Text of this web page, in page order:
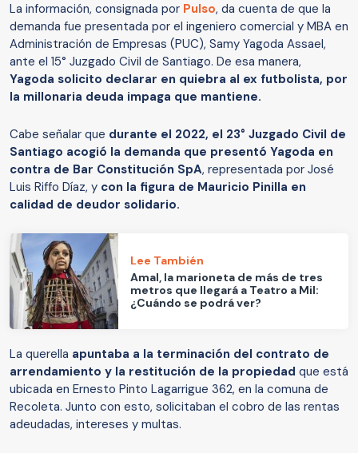
La información, consignada por Pulso, da cuenta de que la
demanda fue presentada por el ingeniero comercial y MBA en
Administración de Empresas (PUC), Samy Yagoda Assael,
ante el 15° Juzgado Civil de Santiago. De esa manera,
Yagoda solicito declarar en quiebra al ex futbolista, por
la millonaria deuda impaga que mantiene.
Cabe señalar que durante el 2022, el 23° Juzgado Civil de
Santiago acogió la demanda que presentó Yagoda en
contra de Bar Constitución SpA, representada por José
Luis Riffo Díaz, y con la figura de Mauricio Pinilla en
calidad de deudor solidario.
Lee También
Amal, la marioneta de más de tres
metros que llegará a Teatro a Mil:
¿Cuándo se podrá ver?
La querella apuntaba a la terminación del contrato de
arrendamiento y la restitución de la propiedad que está
ubicada en Ernesto Pinto Lagarrigue 362, en la comuna de
Recoleta. Junto con esto, solicitaban el cobro de las rentas
adeudadas, intereses y multas.